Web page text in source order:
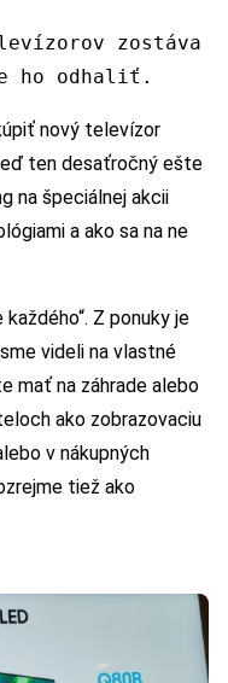
zostáva
ho odhaliť.
nový televízor
ten desaťročný ešte
na špeciálnej akcii
a ako sa na ne
Z ponuky je
videli na vlastné
mať na záhrade alebo
ako zobrazovaciu
v nákupných
tiež ako